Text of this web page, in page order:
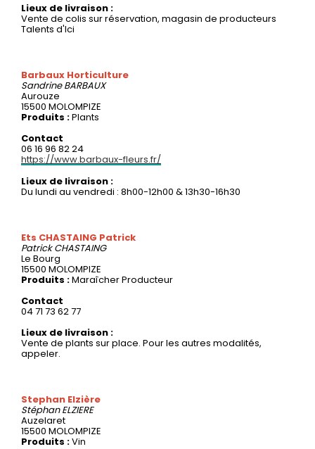
Lieux de livraison :
Vente de colis sur réservation, magasin de producteurs
Talents d'Ici
Barbaux Horticulture
SandrineBARBAUX
Aurouze
15500 MOLOMPIZE
Produits :Plants
Contact
06 16 96 82 24
https://www.barbaux-fleurs.fr/
Lieux de livraison :
Du lundi au vendredi : 8h00-12h00 & 13h30-16h30
Ets CHASTAING Patrick
PatrickCHASTAING
Le Bourg
15500 MOLOMPIZE
Produits :Maraîcher Producteur
Contact
04 71 73 62 77
Lieux de livraison :
Vente de plants sur place. Pour les autres modalités,
appeler.
Stephan Elzière
StéphanELZIERE
Auzelaret
15500 MOLOMPIZE
Produits :Vin